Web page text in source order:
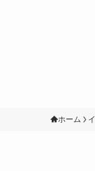
ホーム